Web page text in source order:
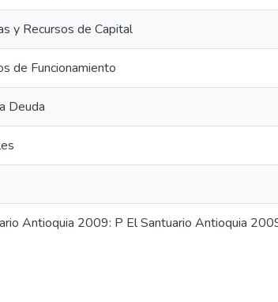
y Recursos de Capital
de Funcionamiento
Deuda
Antioquia 2009: P El Santuario Antioquia